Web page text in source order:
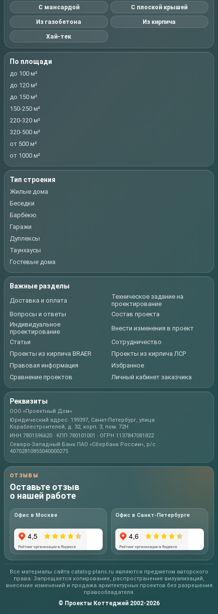
С мансардой С плоской крышей
Из газобетона Из кирпича
Хай-тек
По площади
до 100 м²
до 120 м²
до 150 м²
150-250 м²
220-320 м²
320-500 м²
от 500 м²
от 1000 м²
Тип строения
Жилые дома
Беседки
Барбекю
Гаражи
Дуплексы
Таунхаусы
Гостевые дома
Важные разделы
Доставка и оплата
Техническое задание на
проектирование
Вопросы и ответы
Состав проекта
Индивидуальное
проектирование
Внести изменения в проект
Статьи
Сотрудничество
Проекты из кирпича BRAER
Проекты из кирпича ЛСР
Правовая информация
Избранное
Сравнение проектов
Личный кабинет заказчика
Реквизиты
ООО «Проектный Дом»
Юридический адрес: 199397, Санкт-Петербург, улица
Кораблестроителей, д. 32, корп. 3, пом. 72Н
ИНН 7801596620 · КПП 780101001 · ОГРН 1137847081822
Северо-Западный Банк ПАО «Сбербанк России», р/с
40702810855040000275
ОТЗЫВЫ
Оставьте отзыв
о нашей работе
Офис в Москве Офис в Санкт-Петербурге
Все материалы сайта catalog-plans.ru являются предметом авторского
права. Запрещается копирование, распространение визуализаций,
внесение изменений и продажа архитектурных проектов без разрешения
правообладателя.
© Проекты Коттеджей 2002-2026